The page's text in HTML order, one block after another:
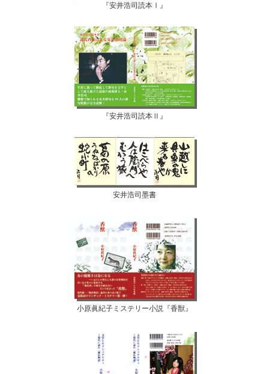
『安井浩司読本Ⅰ』
『安井浩司読本Ⅱ』
安井浩司墨書
小原眞紀子ミステリー小説『香獣』